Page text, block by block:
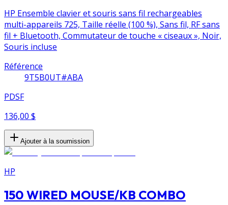
HP Ensemble clavier et souris sans fil rechargeables
multi-appareils 725, Taille réelle (100 %), Sans fil, RF sans
fil + Bluetooth, Commutateur de touche « ciseaux », Noir,
Souris incluse
Référence
9T5B0UT#ABA
PDSF
136,00 $
Ajouter à la soumission
HP
150 WIRED MOUSE/KB COMBO